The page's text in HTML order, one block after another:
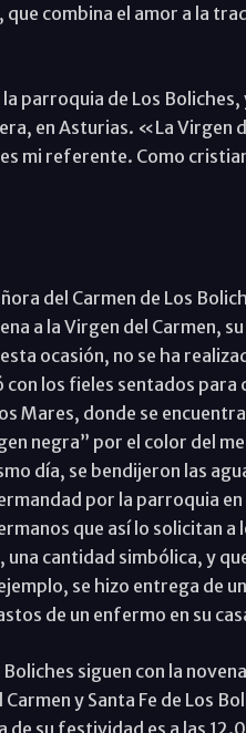
combina el amor a la
parroquia de Los
en Asturias. «La Virgen
mi referente. Como
del Carmen de Los
a la Virgen del Carmen,
ocasión, no se ha
con los fieles sentados
Mares, donde se
negra” por el color del
día, se bendijeron las
por la parroquia
que así lo solicitan
cantidad simbólica, y
se hizo entrega de
de un enfermo en su
siguen con la
y Santa Fe de Los
de su festividad es a las